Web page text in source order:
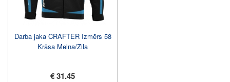
Darba jaka CRAFTER Izmērs 58
Krāsa Melna/Zila
€ 31.45